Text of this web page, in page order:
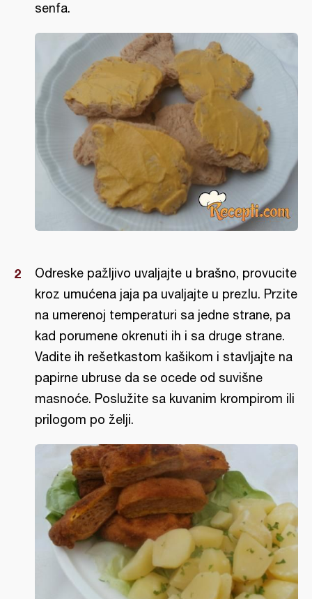
senfa.
Odreske pažljivo uvaljajte u brašno, provucite
kroz umućena jaja pa uvaljajte u prezlu. Przite
na umerenoj temperaturi sa jedne strane, pa
kad porumene okrenuti ih i sa druge strane.
Vadite ih rešetkastom kašikom i stavljajte na
papirne ubruse da se ocede od suvišne
masnoće. Poslužite sa kuvanim krompirom ili
prilogom po želji.